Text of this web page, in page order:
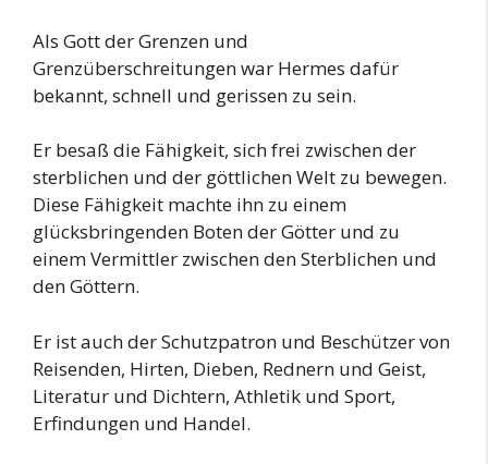
Als Gott der Grenzen und
Grenzüberschreitungen war Hermes dafür
bekannt, schnell und gerissen zu sein.
Er besaß die Fähigkeit, sich frei zwischen der
sterblichen und der göttlichen Welt zu bewegen.
Diese Fähigkeit machte ihn zu einem
glücksbringenden Boten der Götter und zu
einem Vermittler zwischen den Sterblichen und
den Göttern.
Er ist auch der Schutzpatron und Beschützer von
Reisenden, Hirten, Dieben, Rednern und Geist,
Literatur und Dichtern, Athletik und Sport,
Erfindungen und Handel.